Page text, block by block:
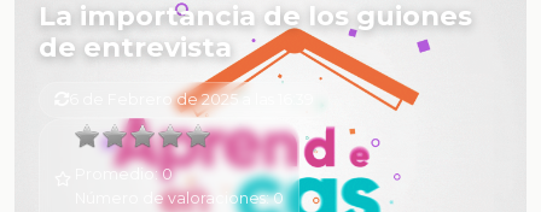
La importancia de los guiones
de entrevista
6 de Febrero de 2025 a las 16:39
Promedio:0
Número de valoraciones:0